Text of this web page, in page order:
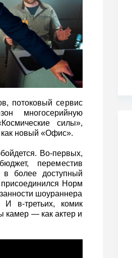
потоковый сервис
многосерийную
силы»,
как новый «Офис».
Во-первых,
переместив
в более доступный
присоединился Норм
шоураннера
в-третьих, комик
камер — как актер и